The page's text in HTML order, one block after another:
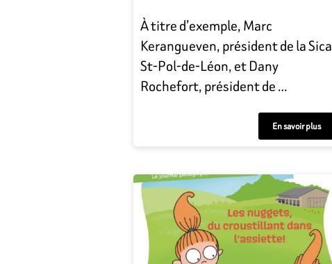
À titre d’exemple, Marc
Kerangueven, président de la Sica
St-Pol-de-Léon, et Dany
Rochefort, président de …
En savoir plus